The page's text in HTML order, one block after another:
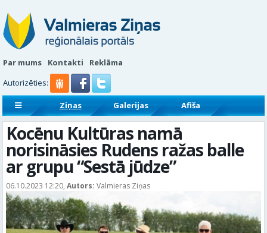
Par mums Kontakti
Reklāma
Autorizēties:
Ziņas Galerijas
Afiša
Sludinājumi
Reklāmraksti
Kocēnu Kultūras namā
norisināsies Rudens ražas balle
ar grupu “Sestā jūdze”
06.10.2023 12:20, Autors: Valmieras Ziņas